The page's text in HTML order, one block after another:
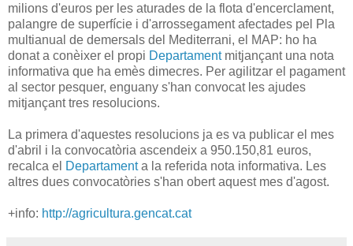
milions d'euros per les aturades de la flota d'encerclament,
palangre de superfície i d'arrossegament afectades pel Pla
multianual de demersals del Mediterrani, el MAP: ho ha
donat a conèixer el propi Departamentmitjançant una nota
informativa que ha emès dimecres. Per agilitzar el pagament
al sector pesquer, enguany s'han convocat les ajudes
mitjançant tres resolucions.
La primera d'aquestes resolucions ja es va publicar el mes
d'abril i la convocatòria ascendeix a 950.150,81 euros,
recalca el Departamenta la referida nota informativa. Les
altres dues convocatòries s'han obert aquest mes d'agost.
+info: http://agricultura.gencat.cat